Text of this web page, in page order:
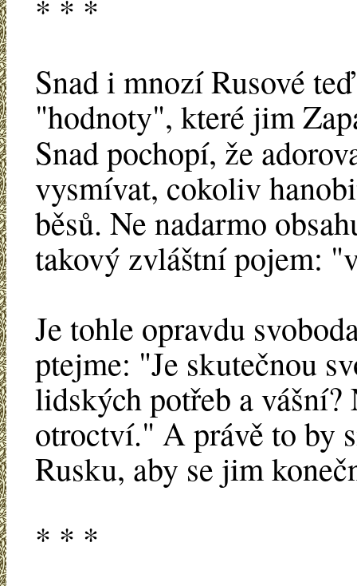
* * *
Snad i mnozí Rusové
"hodnoty", které jim
Snad pochopí, že
vysmívat, cokoliv
běsů. Ne nadarmo
takový zvláštní pojem:
Je tohle opravdu
ptejme: "Je skutečnou
lidských potřeb a
otroctví." A právě to by
Rusku, aby se jim
* * *